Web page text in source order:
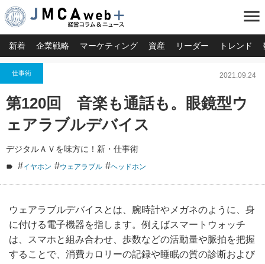
menu
新着 企業戦略 マーケティング 資産 リーダー トレンド
仕事術 2021.09.24
第120回 音楽も通話も。眼鏡型ウ
ェアラブルデバイス
デジタルＡＶを味方に！新・仕事術
#イヤホン #ウェアラブル #ヘッドホン
ウェアラブルデバイスとは、腕時計やメガネのように、身
に付ける電子機器を指します。例えばスマートウォッチ
は、スマホと組み合わせ、歩数などの活動量や脈拍を把握
することで、消費カロリーの記録や睡眠の質の診断および